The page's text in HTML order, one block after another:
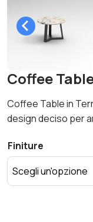
Coffee
Coffee Table in
design deciso per
Finiture